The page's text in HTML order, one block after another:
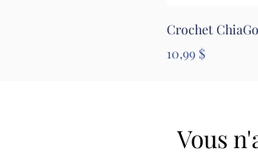
Crochet
Prix
10,99 $
Vous